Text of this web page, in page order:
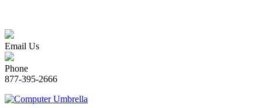
Email Us
Phone
877-395-2666